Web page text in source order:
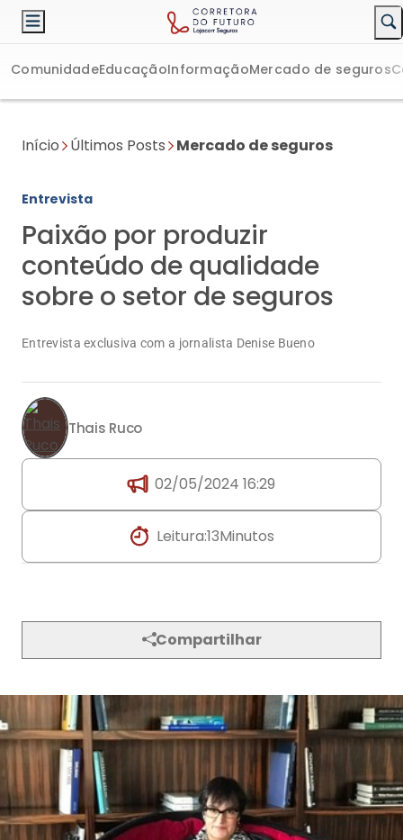
ComunidadeEducaçãoInformaçãoMercado de seguros
Início Últimos Posts Mercado de seguros
Entrevista
Paixão por produzir
conteúdo de qualidade
sobre o setor de seguros
Entrevista exclusiva com a jornalista Denise Bueno
Thais Ruco
02/05/2024 16:29
Leitura:13Minutos
Compartilhar